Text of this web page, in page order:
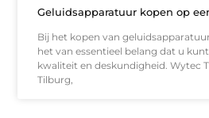
Geluidsapparatuur kopen op
Bij het kopen van
het van essentieel belang dat u
kwaliteit en deskundigheid. Wytec
Tilburg,